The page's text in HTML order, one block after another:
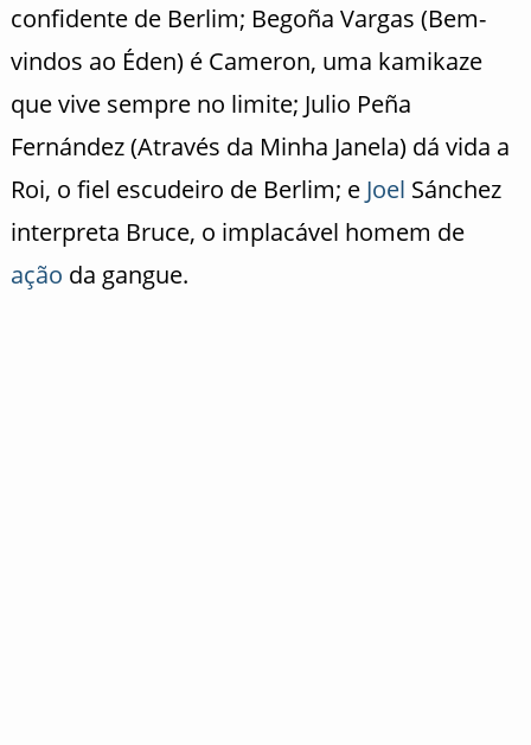
confidente de Berlim; Begoña Vargas (Bem-
vindos ao Éden) é Cameron, uma kamikaze
que vive sempre no limite; Julio Peña
Fernández (Através da Minha Janela) dá vida a
Roi, o fiel escudeiro de Berlim; e Joel Sánchez
interpreta Bruce, o implacável homem de
ação da gangue.